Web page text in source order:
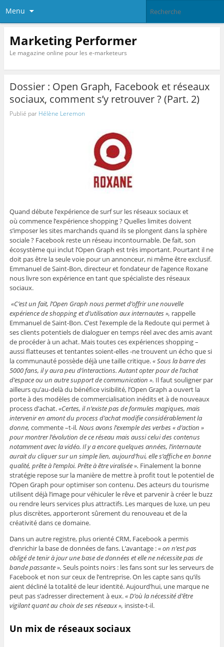
Menu
Marketing Performer
Le magazine online pour les e-marketeurs
Dossier : Open Graph, Facebook et réseaux
sociaux, comment s’y retrouver ? (Part. 2)
Publié par Hélène Leremon
Quand débute l’expérience de surf sur les réseaux sociaux et
où commence l’expérience shopping ? Quelles limites doivent
s’imposer les sites marchands quand ils se plongent dans la sphère
sociale ? Facebook reste un réseau incontournable. De fait, son
écosystème qui inclut l’Open Graph est très important. Pourtant il ne
doit pas être la seule voie pour un annonceur, ni même être exclusif.
Emmanuel de Saint-Bon, directeur et fondateur de l’agence Roxane
nous livre son expérience en tant que spécialiste des réseaux
sociaux.
«C’est un fait, l’Open Graph nous permet d’offrir une nouvelle
expérience de shopping et d’utilisation aux internautes », rappelle
Emmanuel de Saint-Bon. C’est l’exemple de la Redoute qui permet à
ses clients potentiels de dialoguer en temps réel avec des amis avant
de procéder à un achat. Mais toutes ces expériences shopping –
aussi flatteuses et tentantes soient-elles -ne trouvent un écho que si
la communauté possède déjà une taille critique.« Sous la barre des
5000 fans, il y aura peu d’interactions. Autant opter pour de l’achat
d’espace ou un autre support de communication ». Il faut souligner par
ailleurs qu’au-delà du bénéfice visibilité, l’Open Graph a ouvert la
porte à des modèles de commercialisation inédits et à de nouveaux
process d’achat.«Certes, il n’existe pas de formules magiques, mais
intervenir en amont du process d’achat modifie considérablement la
donne, commente –t-il. Nous avons l’exemple des verbes « d’action »
pour montrer l’évolution de ce réseau mais aussi celui des contenus
notamment avec la vidéo. Il y a encore quelques années, l’internaute
aurait du cliquer sur un simple lien, aujourd’hui, elle s’affiche en bonne
qualité, prête à l’emploi. Prête à être viralisée». Finalement la bonne
stratégie repose sur la manière de mettre à profit tout le potentiel de
l’Open Graph pour optimiser son contenu. Des acteurs du tourisme
utilisent déjà l’image pour véhiculer le rêve et parvenir à créer le buzz
ou rendre leurs services plus attractifs. Les marques de luxe, un peu
plus discrètes, apporteront sûrement du renouveau et de la
créativité dans ce domaine.
Dans un autre registre, plus orienté CRM, Facebook a permis
d’enrichir la base de données de fans. L’avantage :« on n’est pas
obligé de tenir à jour une base de données et elle ne nécessite pas de
bande passante ». Seuls points noirs : les fans sont sur les serveurs de
Facebook et non sur ceux de l’entreprise. On les capte sans qu’ils
aient décliné la totalité de leur identité. Aujourd’hui, une marque ne
peut pas s’adresser directement à eux.« D’où la nécessité d’être
vigilant quant au choix de ses réseaux », insiste-t-il.
Un mix de réseaux sociaux